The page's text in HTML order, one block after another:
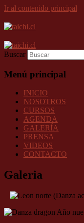
Ir al contenido principal
Buscar
Menú principal
INICIO
NOSOTROS
CURSOS
AGENDA
GALERÍA
PRENSA
VIDEOS
CONTACTO
Galeria